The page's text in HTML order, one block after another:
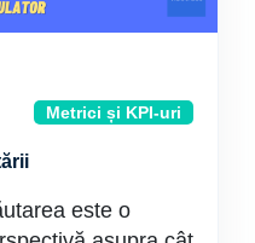
Metrici și KPI-uri
este o